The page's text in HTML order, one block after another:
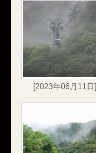
[2023年06月11日]